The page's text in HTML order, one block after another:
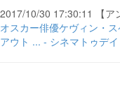
2017/10/30 17:30:11 【ア
オスカー俳優ケヴィン・
アウト ... - シネマトゥデイ